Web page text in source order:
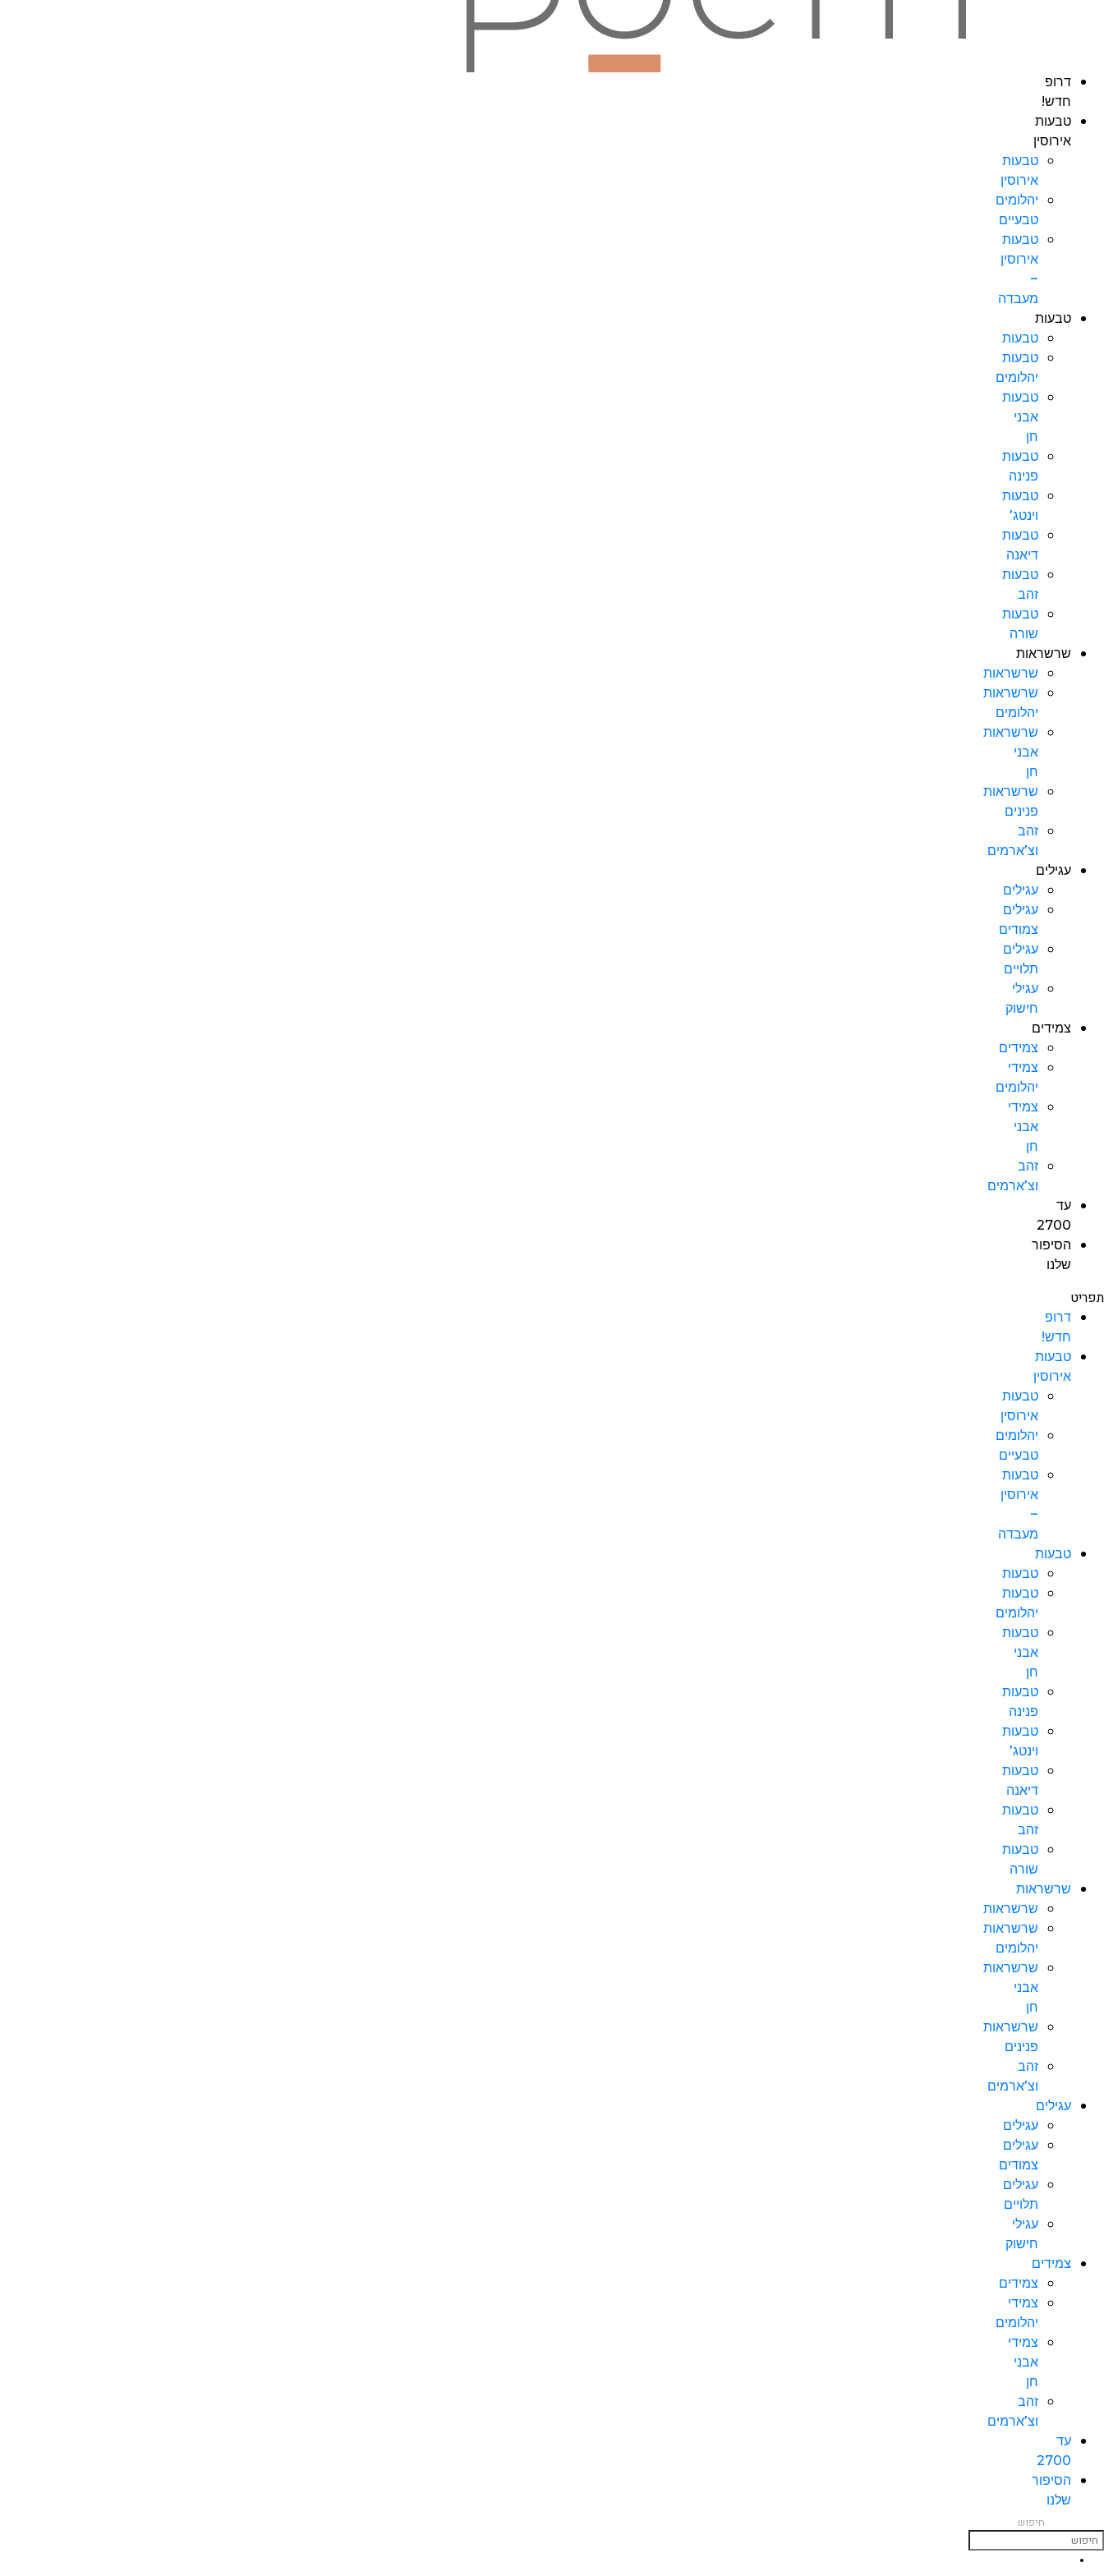
דרופ
חדש!
טבעות
אירוסין
טבעות
אירוסין
יהלומים
טבעיים
טבעות
אירוסין
–
מעבדה
טבעות
טבעות
טבעות
יהלומים
טבעות
אבני
חן
טבעות
פנינה
טבעות
וינטג’
טבעות
דיאנה
טבעות
זהב
טבעות
שורה
שרשראות
שרשראות
שרשראות
יהלומים
שרשראות
אבני
חן
שרשראות
פנינים
זהב
וצ’ארמים
עגילים
עגילים
עגילים
צמודים
עגילים
תלויים
עגילי
חישוק
צמידים
צמידים
צמידי
יהלומים
צמידי
אבני
חן
זהב
וצ’ארמים
עד
2700
הסיפור
שלנו
תפריט
דרופ
חדש!
טבעות
אירוסין
טבעות
אירוסין
יהלומים
טבעיים
טבעות
אירוסין
–
מעבדה
טבעות
טבעות
טבעות
יהלומים
טבעות
אבני
חן
טבעות
פנינה
טבעות
וינטג’
טבעות
דיאנה
טבעות
זהב
טבעות
שורה
שרשראות
שרשראות
שרשראות
יהלומים
שרשראות
אבני
חן
שרשראות
פנינים
זהב
וצ’ארמים
עגילים
עגילים
עגילים
צמודים
עגילים
תלויים
עגילי
חישוק
צמידים
צמידים
צמידי
יהלומים
צמידי
אבני
חן
זהב
וצ’ארמים
עד
2700
הסיפור
שלנו
חיפוש